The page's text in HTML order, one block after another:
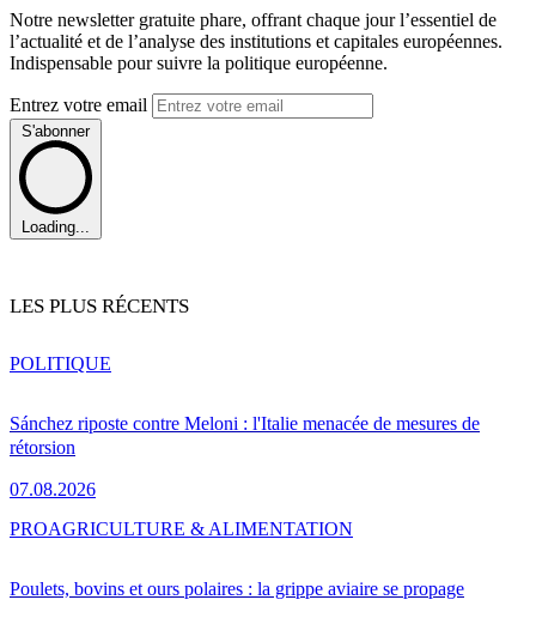
Notre newsletter gratuite phare, offrant chaque jour l’essentiel de
l’actualité et de l’analyse des institutions et capitales européennes.
Indispensable pour suivre la politique européenne.
Entrez votre email
S'abonner
Loading...
LES PLUS RÉCENTS
Sánchez riposte contre Meloni : l'Italie menacée de mesures de
rétorsion
07.08.2026
POLITIQUE
Poulets, bovins et ours polaires : la grippe aviaire se propage
PROAGRICULTURE & ALIMENTATION